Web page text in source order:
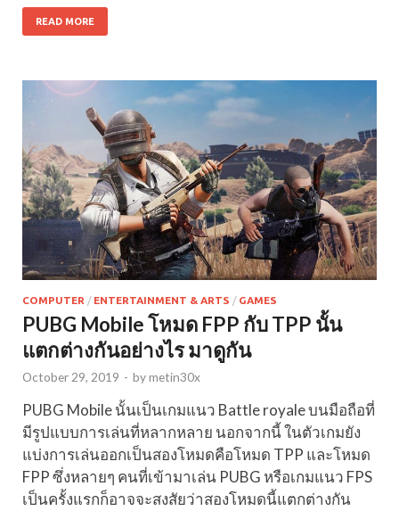
READ MORE
COMPUTER / ENTERTAINMENT & ARTS / GAMES
PUBG Mobile โหมด FPP กับ TPP นั้น
แตกต่างกันอย่างไร มาดูกัน
October 29, 2019 - bymetin30x
PUBG Mobile นั้นเป็นเกมแนว Battle royale บนมือถือที่
มีรูปแบบการเล่นที่หลากหลาย นอกจากนี้ ในตัวเกมยัง
แบ่งการเล่นออกเป็นสองโหมดคือโหมด TPP และโหมด
FPP ซึ่งหลายๆ คนที่เข้ามาเล่น PUBG หรือเกมแนว FPS
เป็นครั้งแรกก็อาจจะสงสัยว่าสองโหมดนี้แตกต่างกัน